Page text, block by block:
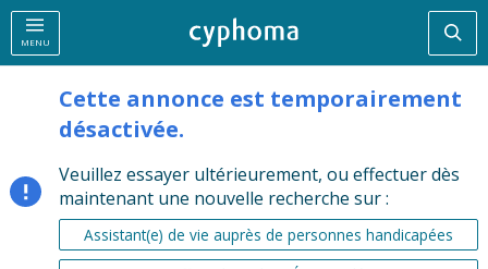
MENU
Cette annonce est temporairement
désactivée.
Veuillez essayer ultérieurement, ou effectuer dès
maintenant une nouvelle recherche sur :
Assistant(e) de vie auprès de personnes handicapées